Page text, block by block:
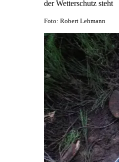
der Wetterschutz steht
Foto: Robert Lehmann